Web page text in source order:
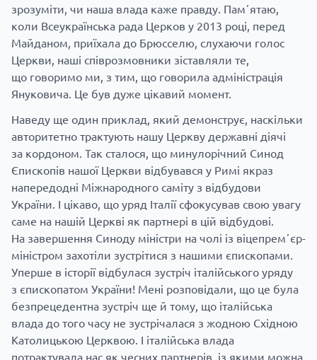
зрозуміти, чи наша влада каже правду. Памʼятаю,
коли Всеукраїнська рада Церков у 2013 році, перед
Майданом, приїхала до Брюсселю, слухаючи голос
Церкви, наші співрозмовники зіставляли те,
що говоримо ми, з тим, що говорила адміністрація
Януковича. Це був дуже цікавий момент.
Наведу ще один приклад, який демонструє, наскільки
авторитетно трактують нашу Церкву державні діячі
за кордоном. Так сталося, що минулорічний Синод
Єпископів нашої Церкви відбувався у Римі якраз
напередодні Міжнародного саміту з відбудови
України. І цікаво, що уряд Італії сфокусував свою увагу
саме на нашій Церкві як партнері в цій відбудові.
На завершення Синоду міністри на чолі із віцепремʼєр-
міністром захотіли зустрітися з нашими єпископами.
Уперше в історії відбулася зустріч італійського уряду
з єпископатом України! Мені розповідали, що це була
безпрецедентна зустріч ще й тому, що італійська
влада до того часу не зустрічалася з жодною Східною
Католицькою Церквою. І італійська влада
потрактувала нас як чесних партнерів, із якими можна